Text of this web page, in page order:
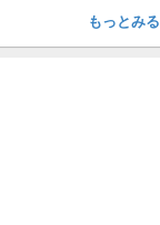
もっとみる